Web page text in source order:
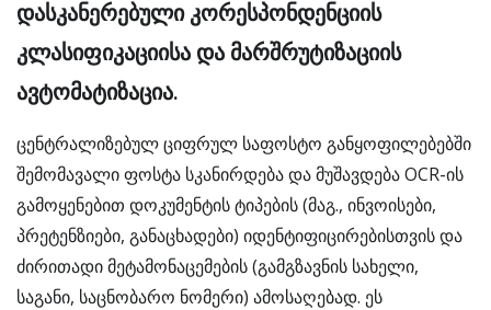
დასკანერებული კორესპონდენციის
კლასიფიკაციისა და მარშრუტიზაციის
ავტომატიზაცია.
ცენტრალიზებულ ციფრულ საფოსტო განყოფილებებში
შემომავალი ფოსტა სკანირდება და მუშავდება OCR-ის
გამოყენებით დოკუმენტის ტიპების (მაგ., ინვოისები,
პრეტენზიები, განაცხადები) იდენტიფიცირებისთვის და
ძირითადი მეტამონაცემების (გამგზავნის სახელი,
საგანი, საცნობარო ნომერი) ამოსაღებად. ეს